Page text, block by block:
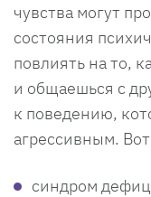
чувства могут
состояния
повлиять на то,
и общаешься с
к поведению,
агрессивным.
синдром